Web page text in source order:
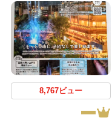
8,767ビュー